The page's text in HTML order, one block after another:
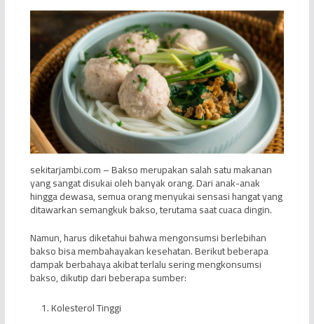
sekitarjambi.com – Bakso merupakan salah satu makanan
yang sangat disukai oleh banyak orang. Dari anak-anak
hingga dewasa, semua orang menyukai sensasi hangat yang
ditawarkan semangkuk bakso, terutama saat cuaca dingin.
Namun, harus diketahui bahwa mengonsumsi berlebihan
bakso bisa membahayakan kesehatan. Berikut beberapa
dampak berbahaya akibat terlalu sering mengkonsumsi
bakso, dikutip dari beberapa sumber:
Kolesterol Tinggi